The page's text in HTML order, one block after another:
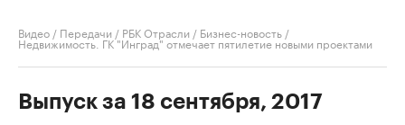
Видео / Передачи / РБК Отрасли / Бизнес-новость /
Недвижимость. ГК "Инград" отмечает пятилетие новыми проектами
Выпуск за 18 сентября, 2017